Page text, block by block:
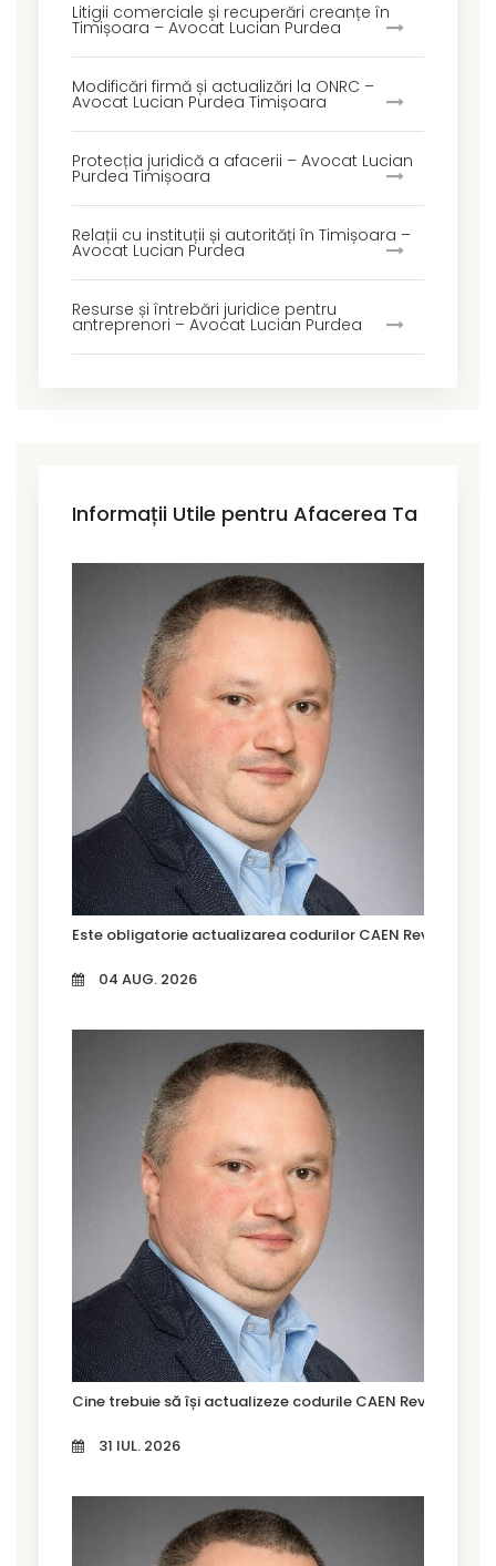
Litigii comerciale și recuperări creanțe în
Timișoara – Avocat Lucian Purdea
Modificări firmă și actualizări la ONRC –
Avocat Lucian Purdea Timișoara
Protecția juridică a afacerii – Avocat Lucian
Purdea Timișoara
Relații cu instituții și autorități în Timișoara –
Avocat Lucian Purdea
Resurse și întrebări juridice pentru
antreprenori – Avocat Lucian Purdea
Informații Utile pentru Afacerea Ta
Este obligatorie actualizarea codurilor CAEN Rev. 3?
04 AUG. 2026
Cine trebuie să își actualizeze codurile CAEN Rev. 3 în
31 IUL. 2026